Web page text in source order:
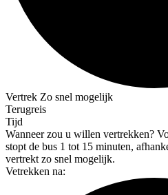
Vertrek Zo snel mogelijk
Terugreis
Tijd
Wanneer zou u willen vertrekken?
stopt de bus 1 tot 15 minuten,
vertrekt zo snel mogelijk.
Vetrekken na: